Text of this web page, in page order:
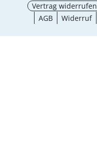
Vertrag widerrufen
AGB
Widerruf